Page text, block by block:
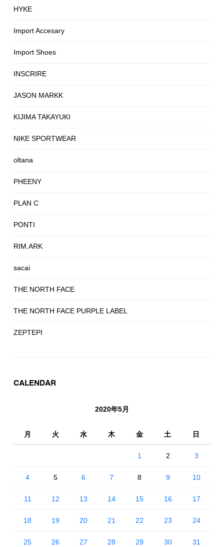
HYKE
Import Accesary
Import Shoes
INSCRIRE
JASON MARKK
KIJIMA TAKAYUKI
NIKE SPORTWEAR
oltana
PHEENY
PLAN C
PONTI
RIM.ARK
sacai
THE NORTH FACE
THE NORTH FACE PURPLE LABEL
ZEPTEPI
CALENDAR
2020年5月
月 火 水 木 金 土 日
1 2 3
4 5 6 7 8 9 10
11 12 13 14 15 16 17
18 19 20 21 22 23 24
25 26 27 28 29 30 31